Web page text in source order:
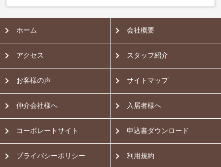
ホーム 会社概要
アクセス スタッフ紹介
お客様の声 サイトマップ
仲介会社様へ 入居者様へ
コーポレートサイト 申込書ダウンロード
プライバシーポリシー 利用規約